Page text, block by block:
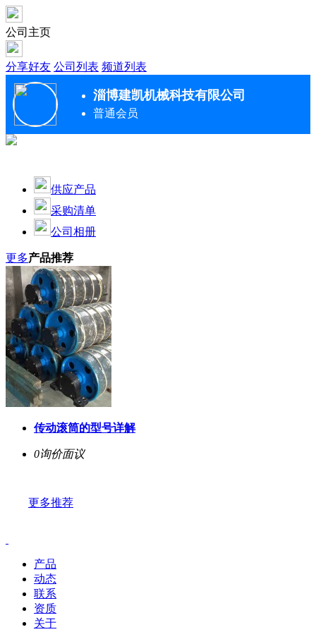
公司主页
分享好友 公司列表 频道列表
淄博建凯机械科技有限公司
普通会员
供应产品
采购清单
公司相册
更多产品推荐
传动滚筒的型号详解
0询价面议
更多推荐
产品
动态
联系
资质
关于